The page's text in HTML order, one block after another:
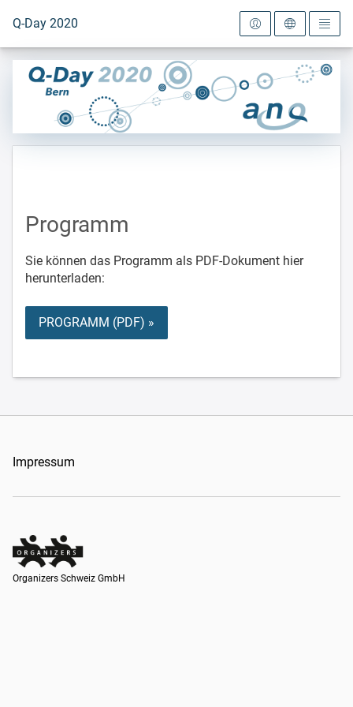
Zur Startseite
Q-Day 2020
Programm
Sie können das Programm als PDF-Dokument hier
herunterladen:
PROGRAMM (PDF) »
Impressum
Organizers Schweiz GmbH
Organizers Schweiz GmbH